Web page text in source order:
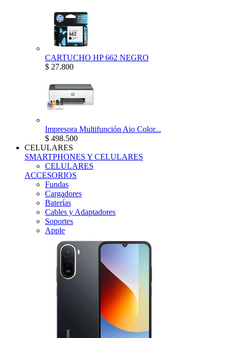
CARTUCHO HP 662 NEGRO
$ 27.800
Impresora Multifunción Aio Color...
$ 498.500
CELULARES
SMARTPHONES Y CELULARES
CELULARES
ACCESORIOS
Fundas
Cargadores
Baterías
Cables y Adaptadores
Soportes
Apple